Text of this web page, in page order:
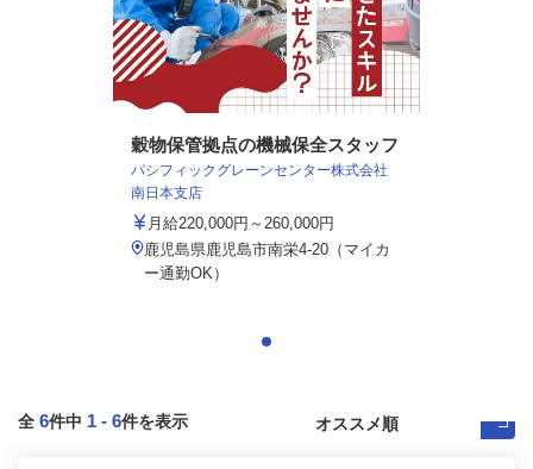
穀物保管拠点の機械保全スタッフ
パシフィックグレーンセンター株式会社
南日本支店
月給220,000円～260,000円
鹿児島県鹿児島市南栄4-20（マイカ
ー通勤OK）
全 6件中 1 - 6件を表示